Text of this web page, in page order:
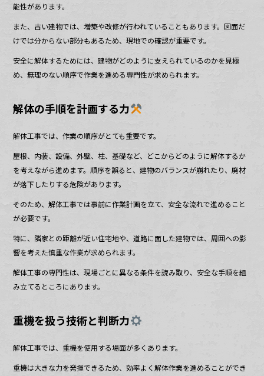
能性があります。
また、古い建物では、増築や改修が行われていることもあります。図面だ
けでは分からない部分もあるため、現地での確認が重要です。
安全に解体するためには、建物がどのように支えられているのかを見極
め、無理のない順序で作業を進める専門性が求められます。
解体の手順を計画する力
解体工事では、作業の順序がとても重要です。
屋根、内装、設備、外壁、柱、基礎など、どこからどのように解体するか
を考えながら進めます。順序を誤ると、建物のバランスが崩れたり、廃材
が落下したりする危険があります。
そのため、解体工事では事前に作業計画を立て、安全な流れで進めること
が必要です。
特に、隣家との距離が近い住宅地や、道路に面した建物では、周囲への影
響を考えた慎重な作業が求められます。
解体工事の専門性は、現場ごとに異なる条件を読み取り、安全な手順を組
み立てるところにあります。
重機を扱う技術と判断力
解体工事では、重機を使用する場面が多くあります。
重機は大きな力を発揮できるため、効率よく解体作業を進めることができ